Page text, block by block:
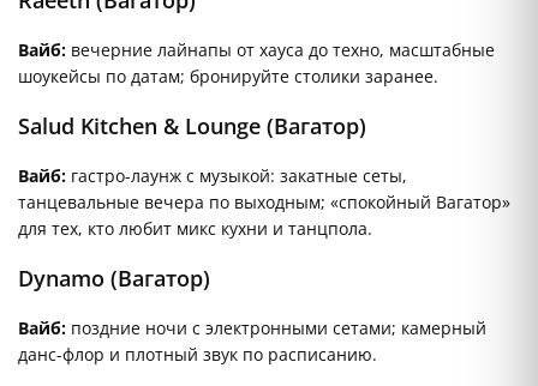
Вайб: вечерние лайнапы от хауса до техно, масштабные
шоукейсы по датам; бронируйте столики заранее.
Salud Kitchen & Lounge (Вагатор)
Вайб: гастро-лаунж с музыкой: закатные сеты,
танцевальные вечера по выходным; «спокойный Вагатор»
для тех, кто любит микс кухни и танцпола.
Dynamo (Вагатор)
Вайб: поздние ночи с электронными сетами; камерный
данс-флор и плотный звук по расписанию.